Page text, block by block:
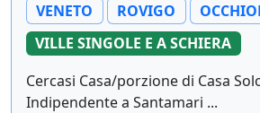
VENETO ROVIGO
VILLE SINGOLE E A SCHIERA
Cercasi Casa/porzione di Casa
Indipendente a Santamari ...